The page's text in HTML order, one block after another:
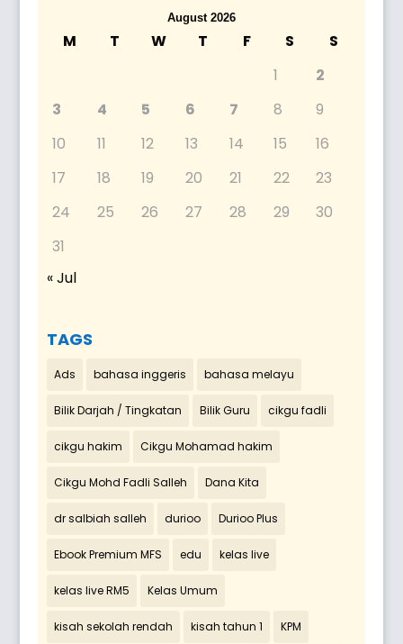
August 2026
M T W T F S
S
1
2
3
4 5 6 7 8
9
10
11 12 13 14 15
16
17
18 19 20 21 22
23
24
25 26 27 28 29
30
31
« Jul
TAGS
Ads bahasa inggeris bahasa melayu
Bilik Darjah / Tingkatan Bilik Guru cikgu fadli
cikgu hakim Cikgu Mohamad hakim
Cikgu Mohd Fadli Salleh Dana Kita
dr salbiah salleh durioo Durioo Plus
Ebook Premium MFS edu kelas live
kelas live RM5 Kelas Umum
kisah sekolah rendah kisah tahun 1 KPM